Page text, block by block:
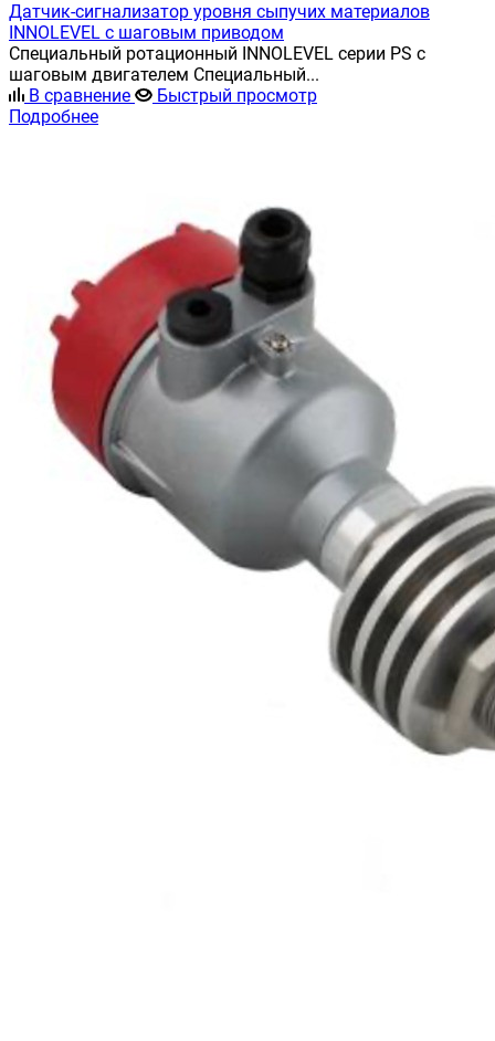
Датчик-сигнализатор уровня сыпучих материалов
INNOLEVEL с шаговым приводом
Специальный ротационный INNOLEVEL серии PS с
шаговым двигателем Специальный...
В сравнение
Быстрый просмотр
Подробнее